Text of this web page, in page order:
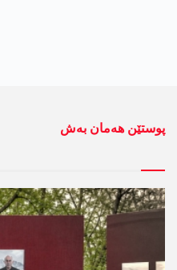
پوستێن ھەمان بەش